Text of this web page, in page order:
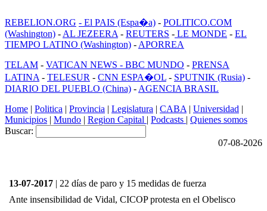
REBELION.ORG - El PAIS (Espa�a) - POLITICO.COM
(Washington) - AL JEZEERA - REUTERS - LE MONDE - EL
TIEMPO LATINO (Washington) - APORREA
TELAM - VATICAN NEWS - BBC MUNDO - PRENSA
LATINA - TELESUR - CNN ESPA�OL - SPUTNIK (Rusia) -
DIARIO DEL PUEBLO (China) - AGENCIA BRASIL
Home | Politica | Provincia | Legislatura | CABA | Universidad |
Municipios | Mundo | Region Capital | Podcasts | Quienes somos
Buscar:
07-08-2026
13-07-2017 | 22 días de paro y 15 medidas de fuerza
Ante insensibilidad de Vidal, CICOP protesta en el Obelisco